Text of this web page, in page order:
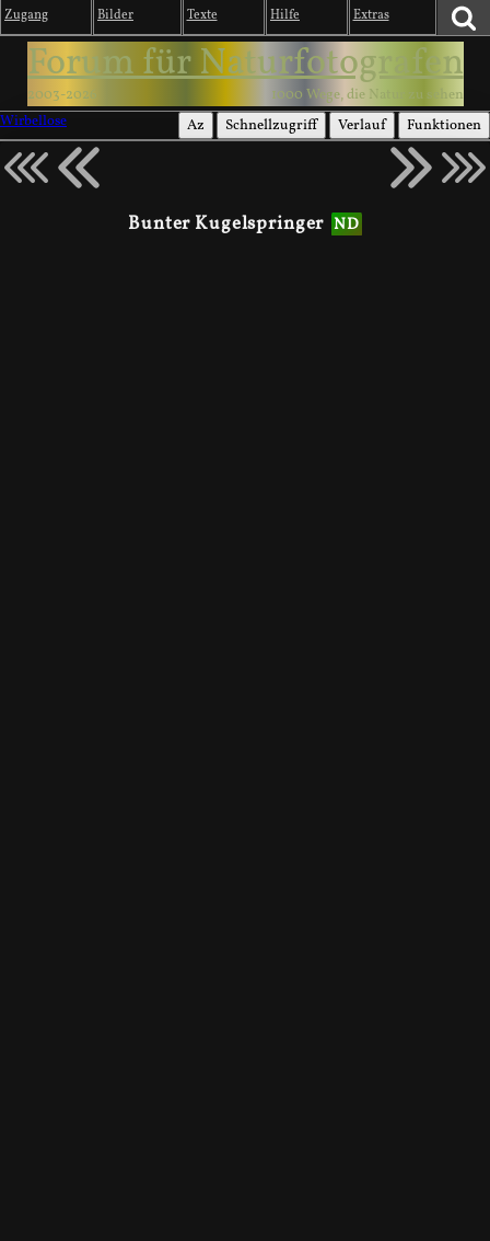
Zugang Bilder Texte Hilfe Extras
Forum für Naturfotografen
2003-2026
1000 Wege, die Natur zu sehen
Wirbellose
Az Schnellzugriff Verlauf Funktionen
Bunter Kugelspringer